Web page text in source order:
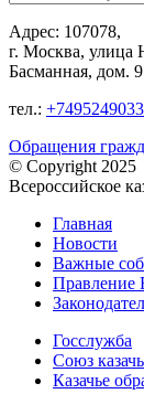
Адрес: 107078,
г. Москва, улица
Басманная, дом. 9
тел.:
Обращения
© Copyright 2025
Всероссийское
Главная
Новости
Важные
Правление
Госслужба
Союз
Казачье